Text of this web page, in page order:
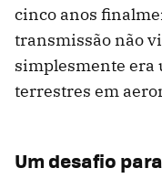
cinco anos
transmissão não
simplesmente era
terrestres em
Um desafio